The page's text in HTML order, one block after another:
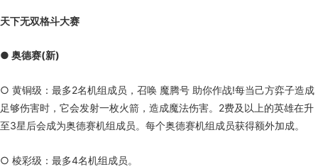
天下无双格斗大赛
● 奥德赛(新)
○ 黄铜级：最多2名机组成员，召唤 魔腾号 助你作战!每当己方弈子造成
足够伤害时，它会发射一枚火箭，造成魔法伤害。2费及以上的英雄在升
至3星后会成为奥德赛机组成员。每个奥德赛机组成员获得额外加成。
○ 棱彩级：最多4名机组成员。